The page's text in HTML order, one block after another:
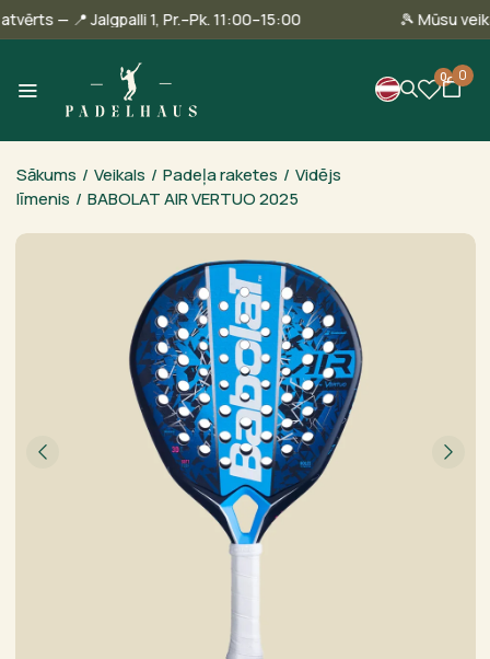
ir atvērts — 📍 Jalgpalli 1, Pr.–Pk. 11:00–15:00 🎾
0 0
Sākums / Veikals / Padeļa raketes / Vidējs
līmenis / BABOLAT AIR VERTUO 2025